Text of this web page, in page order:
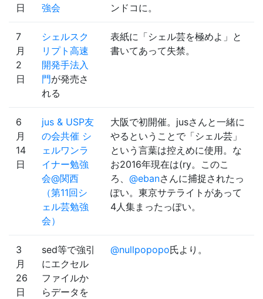
日
強会
ンドコに。
7
月
2
日
シェルスク
リプト高速
開発手法入
門が発売さ
れる
表紙に「シェル芸を極めよ」と
書いてあって失禁。
6
月
14
日
jus & USP友
の会共催 シ
ェルワンラ
イナー勉強
会@関西
（第11回シ
ェル芸勉強
会）
大阪で初開催。jusさんと一緒に
やるということで「シェル芸」
という言葉は控えめに使用。な
お2016年現在は(ry。このこ
ろ、 @ebanさんに捕捉されたっ
ぽい。東京サテライトがあって
4人集まったっぽい。
3
月
26
日
sed等で強引
にエクセル
ファイルか
らデータを
@nullpopopo氏より。